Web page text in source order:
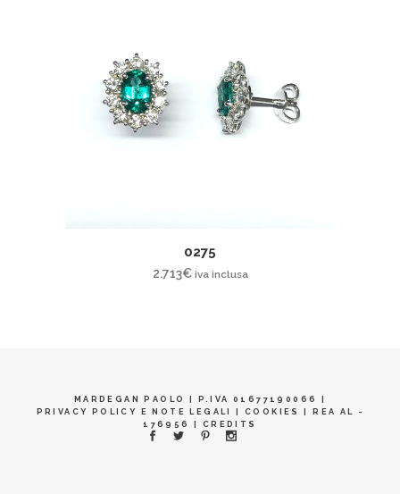
0275
2.713€ iva inclusa
MARDEGAN PAOLO | P.IVA 01677190066 |
PRIVACY POLICY E NOTE LEGALI
|COOKIES
| REA AL -
176956 | CREDITS